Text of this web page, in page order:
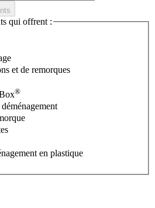
qui offrent :
et de remorques
®
en plastique